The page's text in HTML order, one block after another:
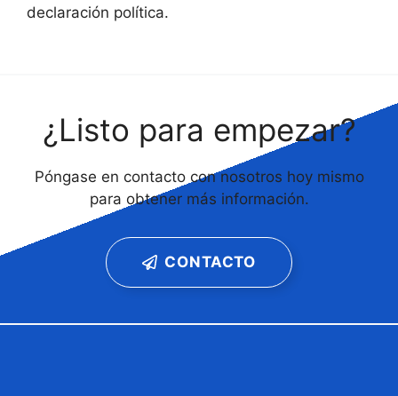
declaración política.
¿Listo para empezar?
Póngase en contacto con nosotros hoy mismo
para obtener más información.
CONTACTO